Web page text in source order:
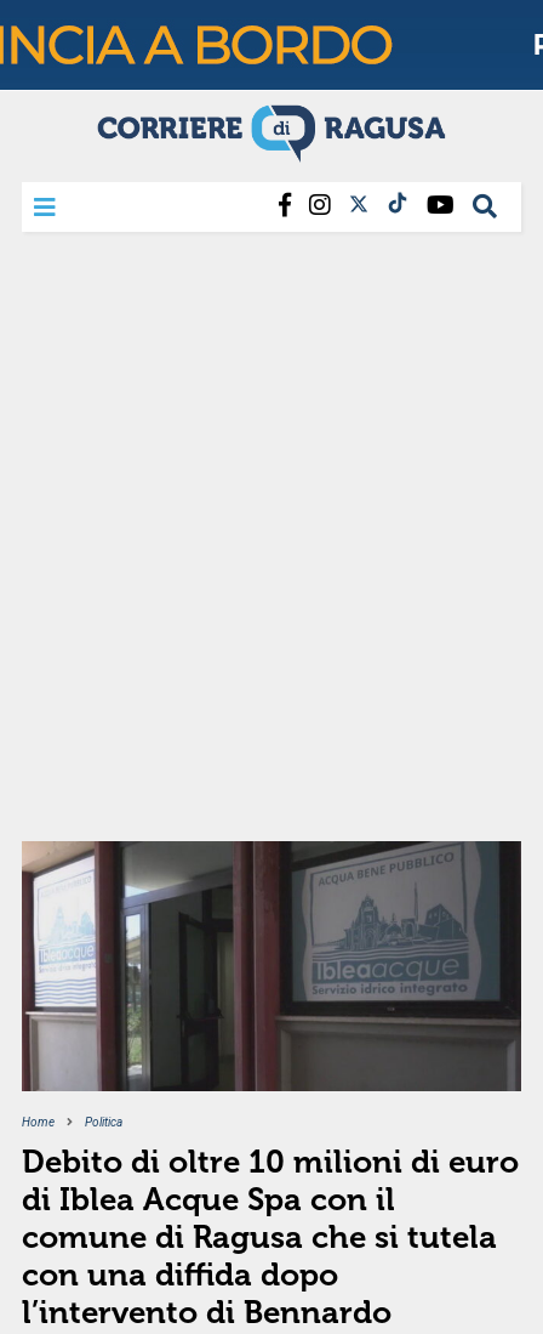
Home Politica
Debito di oltre 10 milioni di euro
di Iblea Acque Spa con il
comune di Ragusa che si tutela
con una diffida dopo
l’intervento di Bennardo